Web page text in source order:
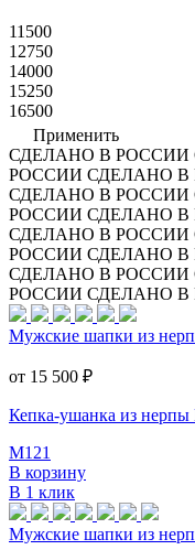
11500
12750
14000
15250
16500
Применить
СДЕЛАНО В РОССИИ
РОССИИ СДЕЛАНО В
СДЕЛАНО В РОССИИ
РОССИИ СДЕЛАНО В
СДЕЛАНО В РОССИИ
РОССИИ СДЕЛАНО В
СДЕЛАНО В РОССИИ
РОССИИ СДЕЛАНО В
Мужские шапки из
от 15 500 ₽
Кепка-ушанка из нерпы
M121
В корзину
В 1 клик
Мужские шапки из